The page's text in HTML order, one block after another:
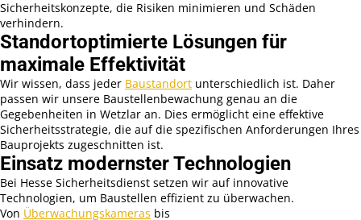
Sicherheitskonzepte, die Risiken minimieren und Schäden
verhindern.
Standortoptimierte Lösungen für
maximale Effektivität
Wir wissen, dass jeder Baustandort unterschiedlich ist. Daher
passen wir unsere Baustellenbewachung genau an die
Gegebenheiten in Wetzlar an. Dies ermöglicht eine effektive
Sicherheitsstrategie, die auf die spezifischen Anforderungen Ihres
Bauprojekts zugeschnitten ist.
Einsatz modernster Technologien
Bei Hesse Sicherheitsdienst setzen wir auf innovative
Technologien, um Baustellen effizient zu überwachen.
Von Überwachungskameras bis